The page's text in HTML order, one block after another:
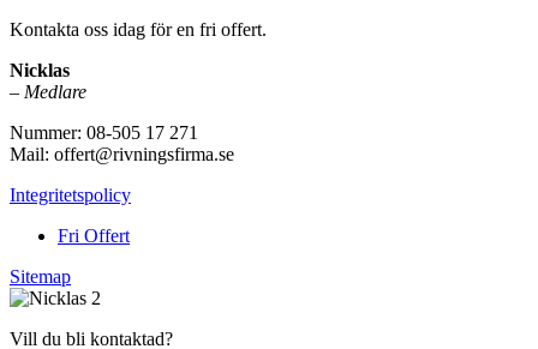
Kontakta oss idag för en fri offert.
Nicklas
– Medlare
Nummer: 08-505 17 271
Mail: offert@rivningsfirma.se
Integritetspolicy
Fri Offert
Sitemap
Vill du bli kontaktad?